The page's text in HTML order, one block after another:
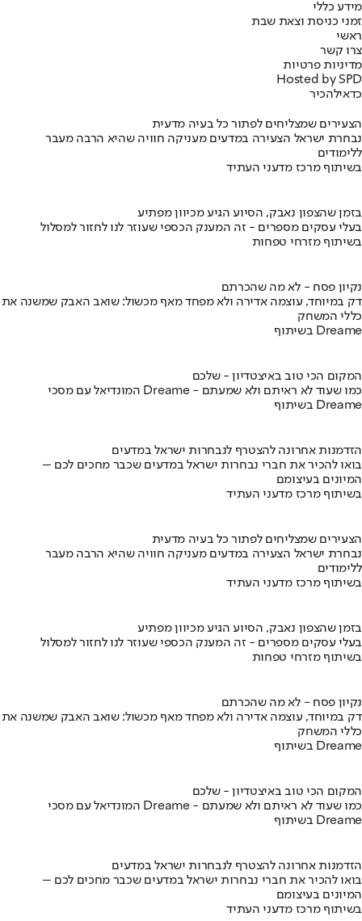
מידע כללי
זמני כניסת וצאת שבת
ראשי
צרו קשר
מדיניות פרטיות
Hosted by SPD
כדאילהכיר
הצעירים שמצליחים לפתור כל בעיה מדעית
נבחרת ישראל הצעירה במדעים מעניקה חוויה שהיא הרבה מעבר
ללימודים
בשיתוף מרכז מדעני העתיד
בזמן שהצפון נאבק, הסיוע הגיע מכיוון מפתיע
בעלי עסקים מספרים - זה המענק הכספי שעוזר לנו לחזור למסלול
בשיתוף מזרחי טפחות
נקיון פסח - לא מה שהכרתם
דק במיוחד, עוצמה אדירה ולא מפחד מאף מכשול: שואב האבק שמשנה את
כללי המשחק
בשיתוף Dreame
המקום הכי טוב באיצטדיון - שלכם
המונדיאל עם מסכי Dreame - כמו שעוד לא ראיתם ולא שמעתם
בשיתוף Dreame
הזדמנות אחרונה להצטרף לנבחרות ישראל במדעים
בואו להכיר את חברי נבחרות ישראל במדעים שכבר מחכים לכם –
המיונים בעיצומם
בשיתוף מרכז מדעני העתיד
הצעירים שמצליחים לפתור כל בעיה מדעית
נבחרת ישראל הצעירה במדעים מעניקה חוויה שהיא הרבה מעבר
ללימודים
בשיתוף מרכז מדעני העתיד
בזמן שהצפון נאבק, הסיוע הגיע מכיוון מפתיע
בעלי עסקים מספרים - זה המענק הכספי שעוזר לנו לחזור למסלול
בשיתוף מזרחי טפחות
נקיון פסח - לא מה שהכרתם
דק במיוחד, עוצמה אדירה ולא מפחד מאף מכשול: שואב האבק שמשנה את
כללי המשחק
בשיתוף Dreame
המקום הכי טוב באיצטדיון - שלכם
המונדיאל עם מסכי Dreame - כמו שעוד לא ראיתם ולא שמעתם
בשיתוף Dreame
הזדמנות אחרונה להצטרף לנבחרות ישראל במדעים
בואו להכיר את חברי נבחרות ישראל במדעים שכבר מחכים לכם –
המיונים בעיצומם
בשיתוף מרכז מדעני העתיד